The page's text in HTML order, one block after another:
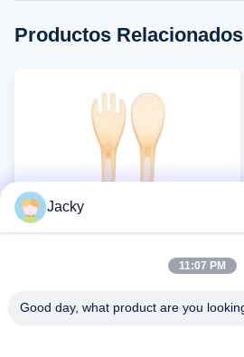
Productos Relacionados
Juego de cuchara y tenedor de
Jacky
11:07 PM
Good day, what product are you